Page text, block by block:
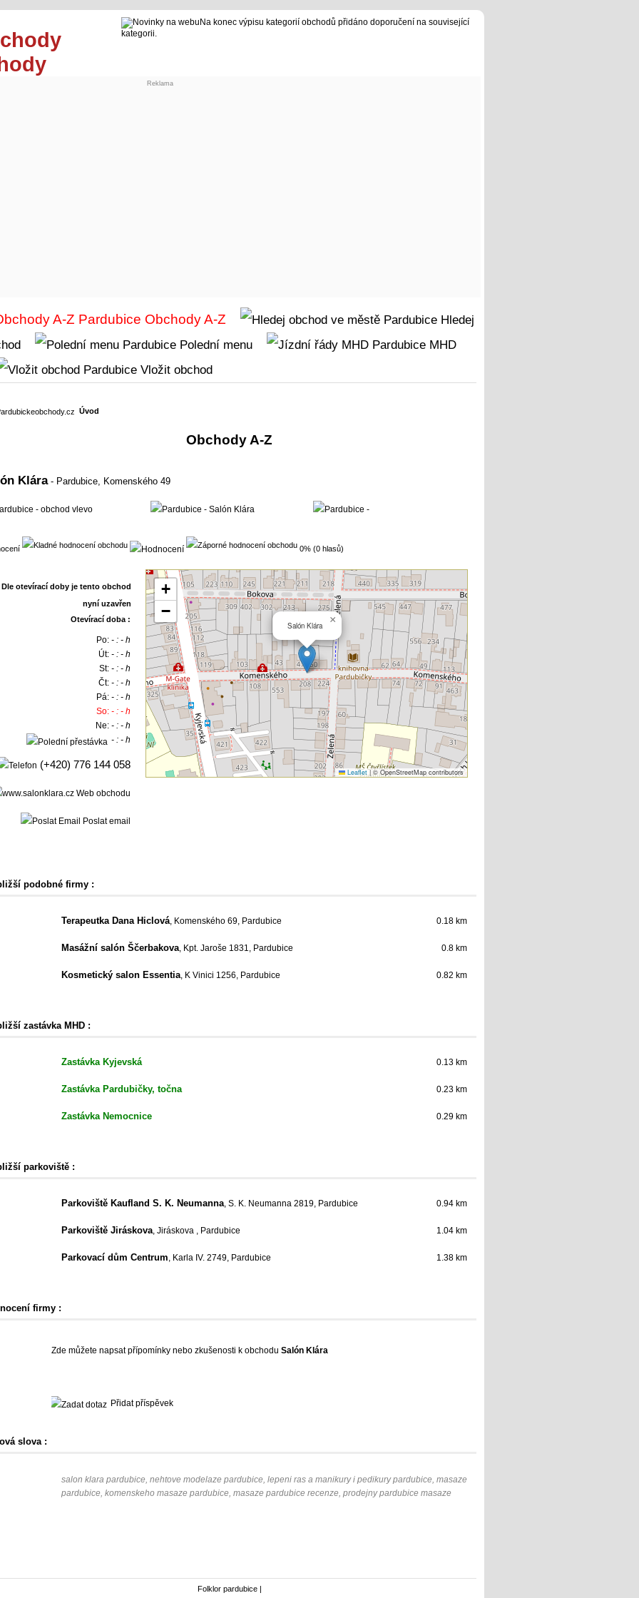
Na konec výpisu kategorií obchodů přidáno doporučení na související
kategorii.
Reklama
Obchody A-Z
Hledej
Polední menu
MHD
Vložit obchod
Úvod
Obchody A-Z
Klára- Pardubice, Komenského 49
0% (0 hlasů)
Otevírací doba :
Po: - : - h
Út: - : - h
St: - : - h
Čt: - : - h
Pá: - : - h
So: - : - h
Ne: - : - h
- : - h
(+420) 776 144 058
Web obchodu
Poslat email
Salón Klára ×
+
−
Leaflet |© OpenStreetMap contributors
podobné firmy :
Terapeutka Dana Hiclová, Komenského 69, Pardubice 0.18 km
Masážní salón Ščerbakova, Kpt. Jaroše 1831, Pardubice 0.8 km
Kosmetický salon Essentia, K Vinici 1256, Pardubice 0.82 km
zastávka MHD :
Zastávka Kyjevská 0.13 km
Zastávka Pardubičky, točna 0.23 km
Zastávka Nemocnice 0.29 km
parkoviště :
Parkoviště Kaufland S. K. Neumanna, S. K. Neumanna 2819, Pardubice 0.94 km
Parkoviště Jiráskova, Jiráskova , Pardubice 1.04 km
Parkovací dům Centrum, Karla IV. 2749, Pardubice 1.38 km
firmy :
Zde můžete napsat přípomínky nebo zkušenosti k obchoduSalón Klára
Přidat příspěvek
slova :
salon klara pardubice, nehtove modelaze pardubice, lepeni ras a manikury i pedikury pardubice, masaze
pardubice, komenskeho masaze pardubice, masaze pardubice recenze, prodejny pardubice masaze
Folklor pardubice|